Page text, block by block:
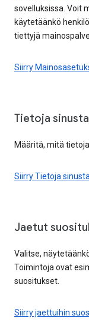
sovelluksissa. Voit
käytetäänkö
tiettyjä
Siirry
Tietoja sinusta
Määritä, mitä
Siirry Tietoja
Jaetut
Valitse,
Toimintoja ovat
suositukset.
Siirry jaettuihin